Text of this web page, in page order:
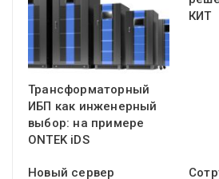
Трансформаторный
ИБП как инженерный
выбор: на примере
ONTEK iDS
КИТ
Новый сервер